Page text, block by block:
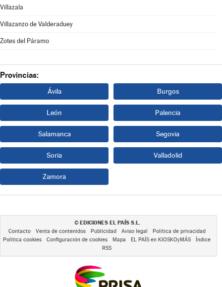
Villazala
Villazanzo de Valderaduey
Zotes del Páramo
Provincias:
Ávila Burgos
León Palencia
Salamanca Segovia
Soria Valladolid
Zamora
© EDICIONES EL PAÍS S.L.
Contacto Venta de contenidos Publicidad Aviso legal
Política de privacidad
Política cookies
Configuración de cookies Mapa EL PAÍS en KIOSKOyMÁS
Índice
RSS